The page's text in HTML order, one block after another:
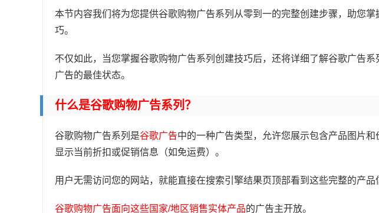
本节内容我们将为您提供谷歌购物广告系列从零到一的完整创建步骤，助您
巧。
不仅如此，当您掌握谷歌购物广告系列创建技巧后，还将详细了解谷歌广告
广告的最佳状态。
什么是谷歌购物广告系列？
谷歌购物广告系列是谷歌广告中的一种广告类型，允许您展示包含产品图片
显示当前折扣或促销信息（如免运费）。
用户无需访问您的网站，就能直接在搜索引擎结果页顶部看到这些完整的产品
谷歌购物广告面向这些国家/地区销售实体产品的广告主开放。